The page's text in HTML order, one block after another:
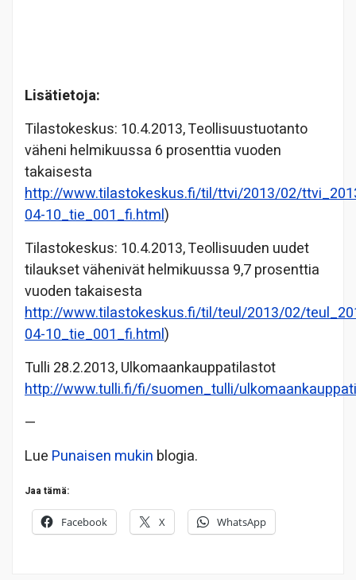
Lisätietoja:
Tilastokeskus: 10.4.2013, Teollisuustuotanto
väheni helmikuussa 6 prosenttia vuoden
takaisesta
http://www.tilastokeskus.fi/til/ttvi/2013/02/
04-10_tie_001_fi.html)
Tilastokeskus: 10.4.2013, Teollisuuden uudet
tilaukset vähenivät helmikuussa 9,7 prosenttia
vuoden takaisesta
http://www.tilastokeskus.fi/til/teul/2013/02/
04-10_tie_001_fi.html)
Tulli 28.2.2013, Ulkomaankauppatilastot
http://www.tulli.fi/fi/suomen_tulli/
—
Lue Punaisen mukin blogia.
Jaa tämä:
Facebook X WhatsApp